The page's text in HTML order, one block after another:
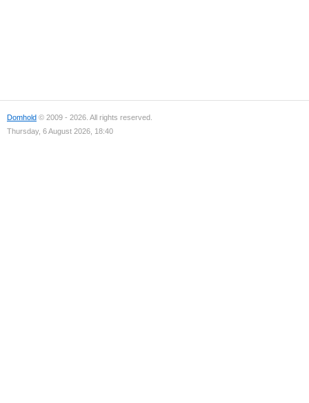
Domhold © 2009 - 2026. All rights reserved.
Thursday, 6 August 2026, 18:40